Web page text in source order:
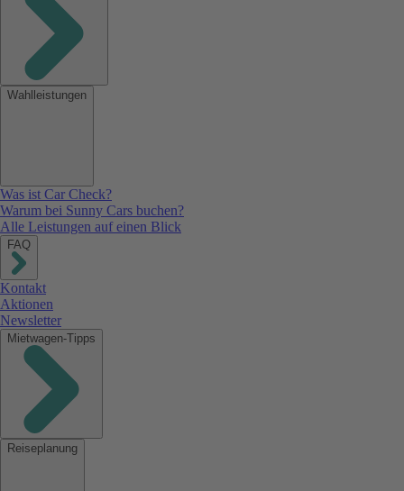
Wahlleistungen
Was ist Car Check?
Warum bei Sunny Cars buchen?
Alle Leistungen auf einen Blick
FAQ
Kontakt
Aktionen
Newsletter
Mietwagen-Tipps
Reiseplanung